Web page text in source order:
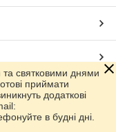
та святковими днями
приймати
додаткові
в будні дні.